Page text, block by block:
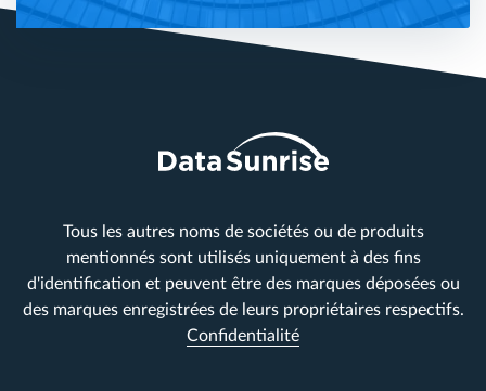
Tous les autres noms de sociétés ou de produits
mentionnés sont utilisés uniquement à des fins
d'identification et peuvent être des marques déposées ou
des marques enregistrées de leurs propriétaires respectifs.
Confidentialité